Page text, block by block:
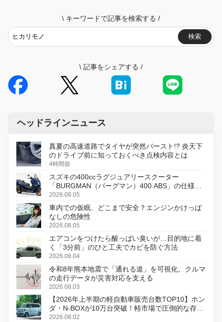
\ キーワードで記事を検索する /
検索
\ 記事をシェアする /
ヘッドラインニュース
真夏の高速道路でタイヤが突然バースト!? 炎天下
のドライブ前に知っておくべき点検内容とは
4時間前
スズキの400ccラグジュアリースクーター
「BURGMAN（バーグマン）400 ABS」の仕様を
変更し、8月18日に発売
2026.08.05
車内での仮眠、どこまで安全？エンジンかけっぱ
なしの危険性
2026.08.05
エアコンをつけたら酸っぱい臭いが…目的地に着
く「3分前」のひと工夫でカビを防ぐ方法
2026.08.04
令和8年熊本地震で「通れる道」を可視化、クルマ
の走行データが災害対応を支える
2026.08.03
【2026年上半期の軽自動車販売台数TOP10】ホン
ダ・N-BOXが10万台突破！軽市場で圧倒的な存在
感
2026.08.02